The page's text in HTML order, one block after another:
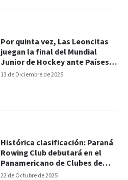
13 de Diciembre de 2025
Por quinta vez, Las Leoncitas
juegan la final del Mundial
Junior de Hockey ante Países
Bajos
22 de Octubre de 2025
Histórica clasificación: Paraná
Rowing Club debutará en el
Panamericano de Clubes de
Hockey sobre Patines